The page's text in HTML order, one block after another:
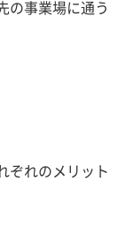
の事業場に通う
ぞれのメリット